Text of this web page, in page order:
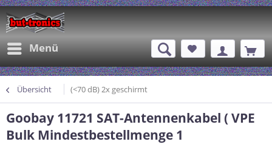
Menü
Übersicht (<70 dB) 2x geschirmt
Goobay 11721 SAT-Antennenkabel ( VPE
Bulk Mindestbestellmenge 1